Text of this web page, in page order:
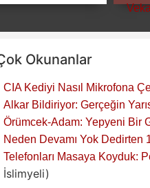
Okunanlar
CIA Kediyi Nasıl Mikrofona
Alkar Bildiriyor: Gerçeğin
Örümcek-Adam: Yepyeni Bir
Neden Devamı Yok Dedirten
Telefonları Masaya Koyduk:
İslimyeli)